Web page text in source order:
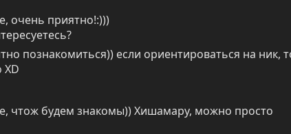
очень приятно!:)))
познакомиться)) если ориентироваться на ник,
чтож будем знакомы)) Хишамару, можно просто